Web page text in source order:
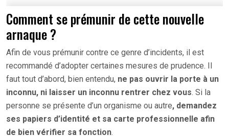
Comment se prémunir de cette nouvelle
arnaque ?
Afin de vous prémunir contre ce genre d’incidents, il est
recommandé d’adopter certaines mesures de prudence. Il
faut tout d’abord, bien entendu, ne pas ouvrir la porte à un
inconnu, ni laisser un inconnu rentrer chez vous. Si la
personne se présente d’un organisme ou autre, demandez
ses papiers d’identité et sa carte professionnelle afin
de bien vérifier sa fonction.